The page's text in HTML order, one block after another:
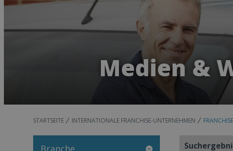
Medien &
STARTSEITE INTERNATIONALE FRANCHISE-UNTERNEHMEN
Branche